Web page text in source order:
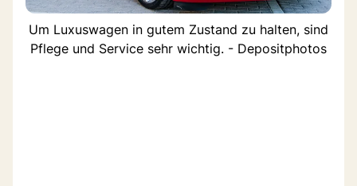
Um Luxuswagen in gutem Zustand zu halten, sind
Pflege und Service sehr wichtig. - Depositphotos